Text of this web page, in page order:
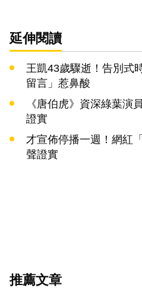
延伸閱讀
王凱43歲驟逝！告別式
留言」惹鼻酸
《唐伯虎》資深綠葉演
證實
才宣佈停播一週！網紅
聲證實
推薦文章